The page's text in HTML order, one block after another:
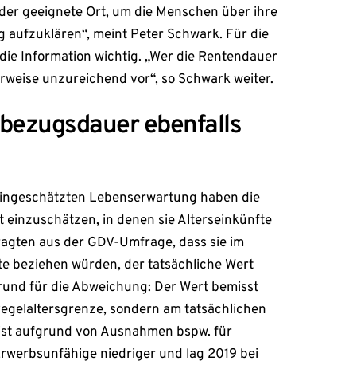
geeignete Ort, um die Menschen über ihre
meint Peter Schwark. Für die
Information wichtig. „Wer die Rentendauer
unzureichend vor“, so Schwark weiter.
ebenfalls
Lebenserwartung haben die
einzuschätzen, in denen sie Alterseinkünfte
aus der GDV-Umfrage, dass sie im
beziehen würden, der tatsächliche Wert
für die Abweichung: Der Wert bemisst
sondern am tatsächlichen
aufgrund von Ausnahmen bspw. für
niedriger und lag 2019 bei